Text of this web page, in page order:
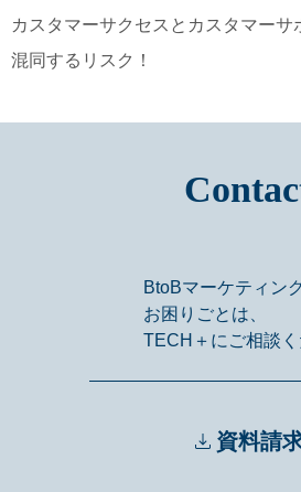
カスタマーサクセスとカスタマーサ
混同するリスク！
BtoBマーケティン
お困りごとは、
TECH＋にご相談
資料請